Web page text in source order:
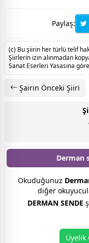
Paylaş:
(c) Bu şiirin her türlü telif
Şiirlerin izin alınmadan
Sanat Eserleri Yasasına
Şairin Önceki Şiiri
Derman
Okuduğunuz
diğer
DERMAN SENDE
Üyelik